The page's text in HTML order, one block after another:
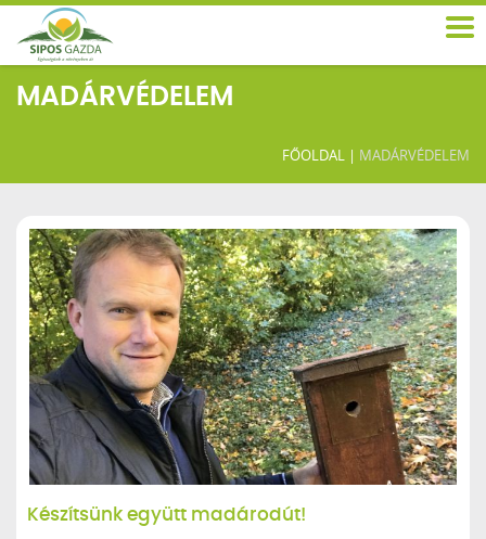
MADÁRVÉDELEM
FŐOLDAL | MADÁRVÉDELEM
Készítsünk együtt madárodút!